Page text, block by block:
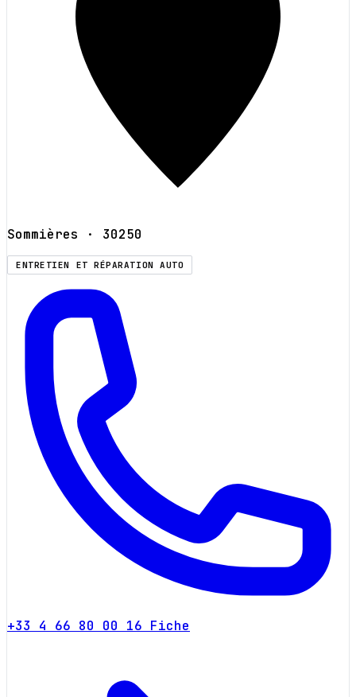
Sommières · 30250
ENTRETIEN ET RÉPARATION AUTO
+33 4 66 80 00 16 Fiche